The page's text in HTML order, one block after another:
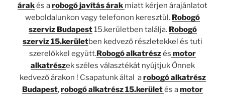
árakés arobogó javítás árak miatt kérjen árajánlatot
weboldalunkon vagy telefonon keresztül. Robogó
szerviz Budapest15.kerületben találja. Robogó
szerviz 15.kerületben kedvező részletekkel és tuti
szerelőkkel együtt.Robogó alkatrészés motor
alkatrészek széles választékát nyújtjuk Önnek
kedvező árakon ! Csapatunk által arobogó alkatrész
Budapest,robogó alkatrész 15.kerületés amotor